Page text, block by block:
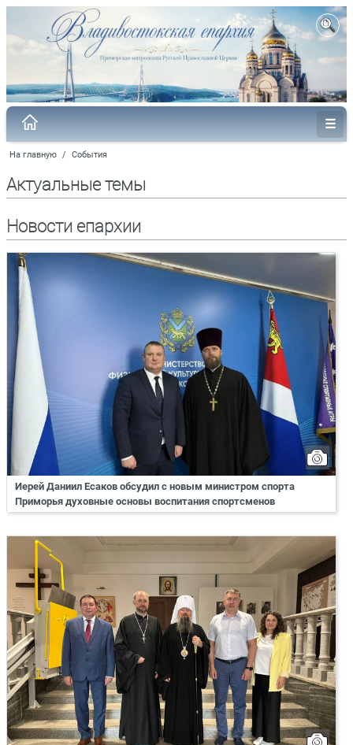
На главную / События
Актуальные темы
Новости епархии
Иерей Даниил Есаков обсудил с новым министром спорта
Приморья духовные основы воспитания спортсменов